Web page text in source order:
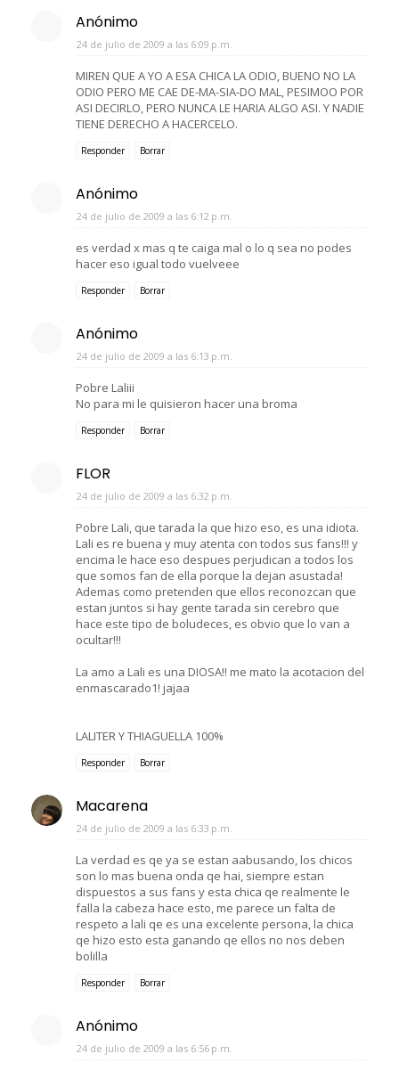
Anónimo
24 de julio de 2009 a las 6:09 p.m.
MIREN QUE A YO A ESA CHICA LA ODIO, BUENO NO LA
ODIO PERO ME CAE DE-MA-SIA-DO MAL, PESIMOO POR
ASI DECIRLO, PERO NUNCA LE HARIA ALGO ASI. Y NADIE
TIENE DERECHO A HACERCELO.
Responder Borrar
Anónimo
24 de julio de 2009 a las 6:12 p.m.
es verdad x mas q te caiga mal o lo q sea no podes
hacer eso igual todo vuelveee
Responder Borrar
Anónimo
24 de julio de 2009 a las 6:13 p.m.
Pobre Laliii
No para mi le quisieron hacer una broma
Responder Borrar
FLOR
24 de julio de 2009 a las 6:32 p.m.
Pobre Lali, que tarada la que hizo eso, es una idiota.
Lali es re buena y muy atenta con todos sus fans!!! y
encima le hace eso despues perjudican a todos los
que somos fan de ella porque la dejan asustada!
Ademas como pretenden que ellos reconozcan que
estan juntos si hay gente tarada sin cerebro que
hace este tipo de boludeces, es obvio que lo van a
ocultar!!!
La amo a Lali es una DIOSA!! me mato la acotacion del
enmascarado1! jajaa
LALITER Y THIAGUELLA 100%
Responder Borrar
Macarena
24 de julio de 2009 a las 6:33 p.m.
La verdad es qe ya se estan aabusando, los chicos
son lo mas buena onda qe hai, siempre estan
dispuestos a sus fans y esta chica qe realmente le
falla la cabeza hace esto, me parece un falta de
respeto a lali qe es una excelente persona, la chica
qe hizo esto esta ganando qe ellos no nos deben
bolilla
Responder Borrar
Anónimo
24 de julio de 2009 a las 6:56 p.m.